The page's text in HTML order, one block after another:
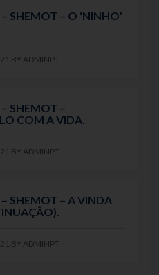
SHEMOT – O ‘NINHO’
BY ADMINPT
SHEMOT –
COM A VIDA.
BY ADMINPT
SHEMOT – A VINDA
BY ADMINPT